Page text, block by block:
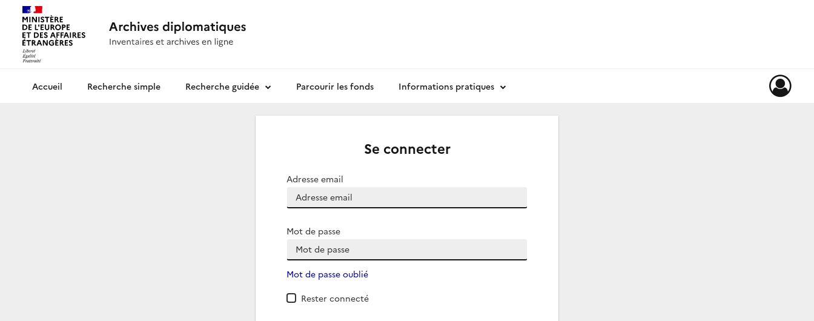
Archives diplomatiquesRecherche simple Recherche guidée Parcourir les fonds Informations pratiques
Se connecter
Adresse email
Mot de passe
Mot de passe oublié
Rester connecté